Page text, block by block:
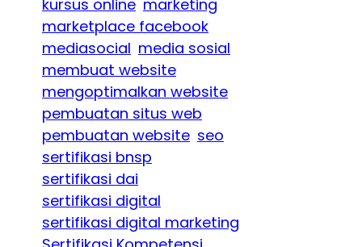
kursus online marketing
marketplace facebook
mediasocial media sosial
membuat website
mengoptimalkan website
pembuatan situs web
pembuatan website seo
sertifikasi bnsp
sertifikasi dai
sertifikasi digital
sertifikasi digital marketing